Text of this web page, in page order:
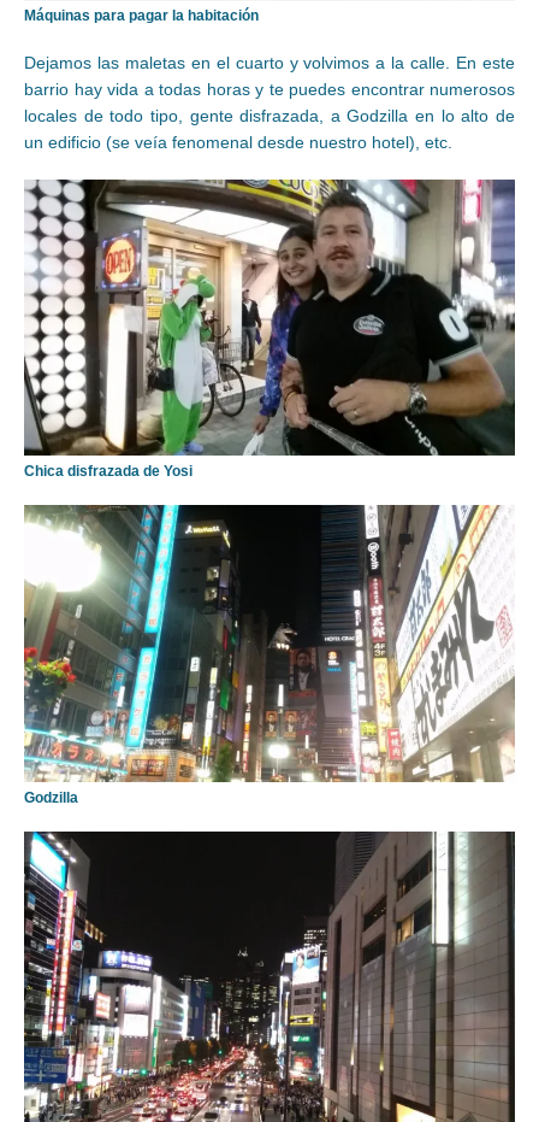
Máquinas para pagar la habitación
Dejamos las maletas en el cuarto y volvimos a la calle. En este
barrio hay vida a todas horas y te puedes encontrar numerosos
locales de todo tipo, gente disfrazada, a Godzilla en lo alto de
un edificio (se veía fenomenal desde nuestro hotel), etc.
Chica disfrazada de Yosi
Godzilla